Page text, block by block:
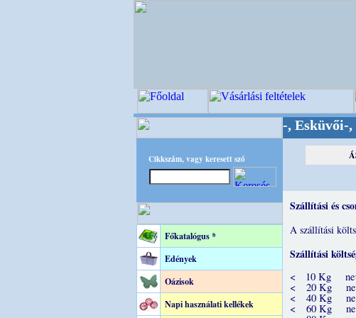
Cikkszám, vagy keresett szó
Főkatalógus *
Edények
Oázisok
Napi használati kellékek
Minőségi Virágkötészeti-, Esküvői-,
Szállítási és
A szállítási
Szállítási
< 10 Kg
< 20 Kg
< 40 Kg
< 60 Kg